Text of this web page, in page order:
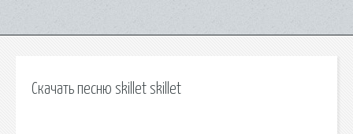
Скачать песню skillet skillet